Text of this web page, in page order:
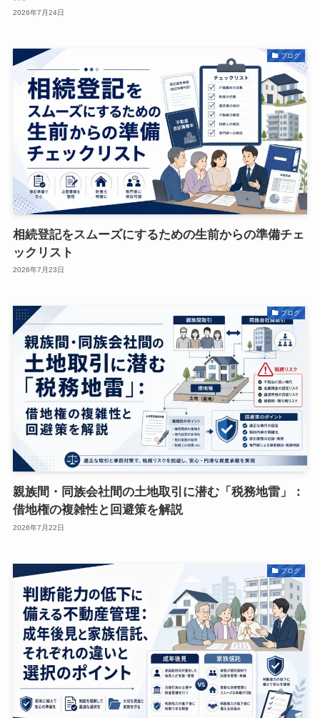
2026年7月24日
ブログ
相続登記をスムーズにするための生前からの準備チェ
ックリスト
2026年7月23日
ブログ
親族間・同族会社間の土地取引に潜む「税務地雷」：
借地権の複雑性と回避策を解説
2026年7月22日
ブログ